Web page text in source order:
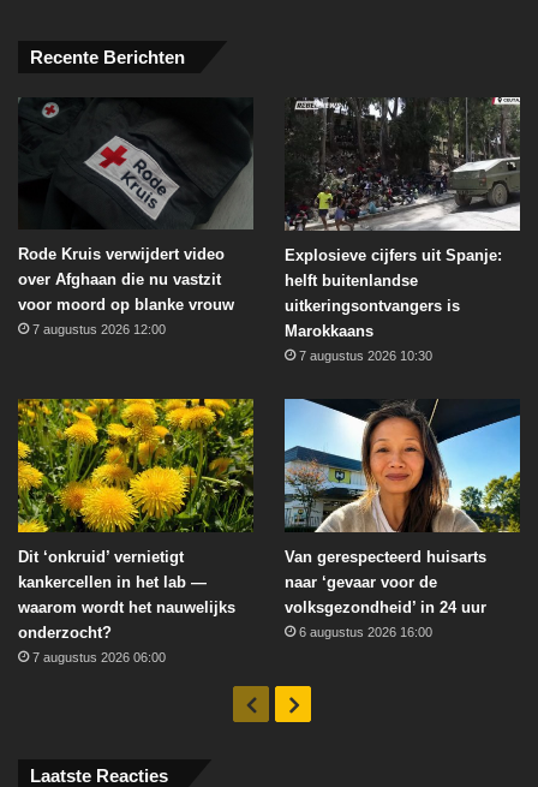
Recente Berichten
Rode Kruis verwijdert video
over Afghaan die nu vastzit
voor moord op blanke vrouw
7 augustus 2026 12:00
Explosieve cijfers uit Spanje:
helft buitenlandse
uitkeringsontvangers is
Marokkaans
7 augustus 2026 10:30
Dit ‘onkruid’ vernietigt
kankercellen in het lab —
waarom wordt het nauwelijks
onderzocht?
7 augustus 2026 06:00
Van gerespecteerd huisarts
naar ‘gevaar voor de
volksgezondheid’ in 24 uur
6 augustus 2026 16:00
VorigeVolgende
Laatste Reacties